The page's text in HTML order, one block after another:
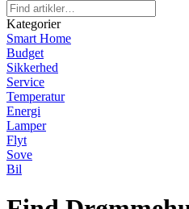
Kategorier
Smart Home
Budget
Sikkerhed
Service
Temperatur
Energi
Lamper
Flyt
Sove
Bil